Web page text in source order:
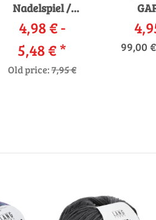
Nadelspiel /
Strumpfstricknadeln
Design-Holz
4,98 € -
5,48 €*
Old price:7,95 €
99,00